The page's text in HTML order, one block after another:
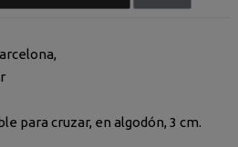
para cruzar, en algodón, 3 cm.